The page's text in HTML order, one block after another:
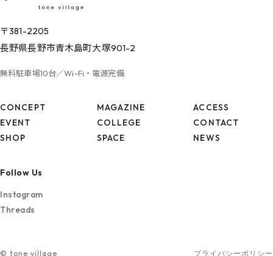
〒381-2205
長野県長野市青木島町大塚901-2
無料駐車場10台／Wi-Fi・電源完備
CONCEPT
EVENT
SHOP
MAGAZINE
COLLEGE
SPACE
ACCESS
CONTACT
NEWS
Follow Us
Instagram
Threads
プライバシーポリシー
© tone village